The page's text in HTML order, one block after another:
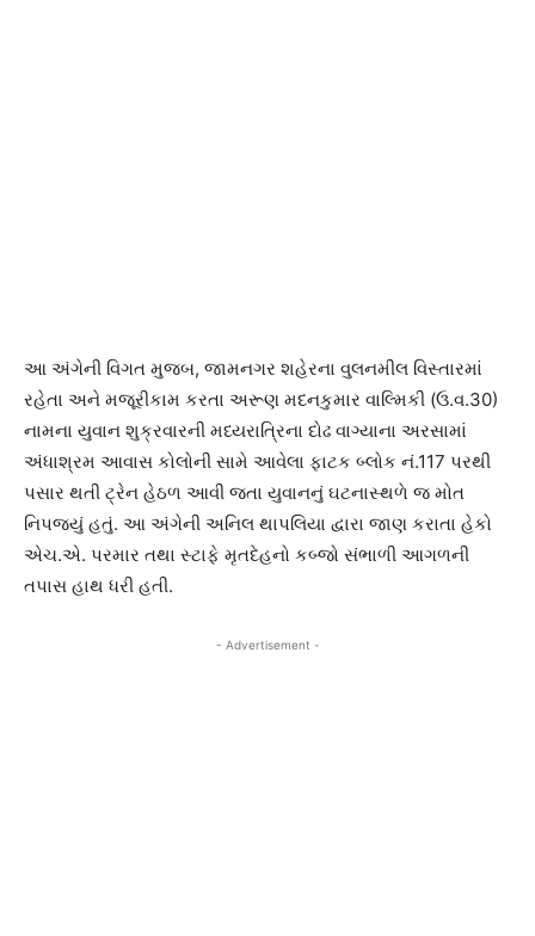
આ અંગેની વિગત મુજબ, જામનગર શહેરના વુલનમીલ વિસ્તારમાં
રહેતા અને મજૂરીકામ કરતા અરૂણ મદનકુમાર વાલ્મિકી (ઉ.વ.30)
નામના યુવાન શુક્રવારની મધ્યરાત્રિના દોઢ વાગ્યાના અરસામાં
અંધાશ્રમ આવાસ કોલોની સામે આવેલા ફાટક બ્લોક નં.117 પરથી
પસાર થતી ટ્રેન હેઠળ આવી જતા યુવાનનું ઘટનાસ્થળે જ મોત
નિપજ્યું હતું. આ અંગેની અનિલ થાપલિયા દ્વારા જાણ કરાતા હેકો
એચ.એ. પરમાર તથા સ્ટાફે મૃતદેહનો કબ્જો સંભાળી આગળની
તપાસ હાથ ધરી હતી.
- Advertisement -